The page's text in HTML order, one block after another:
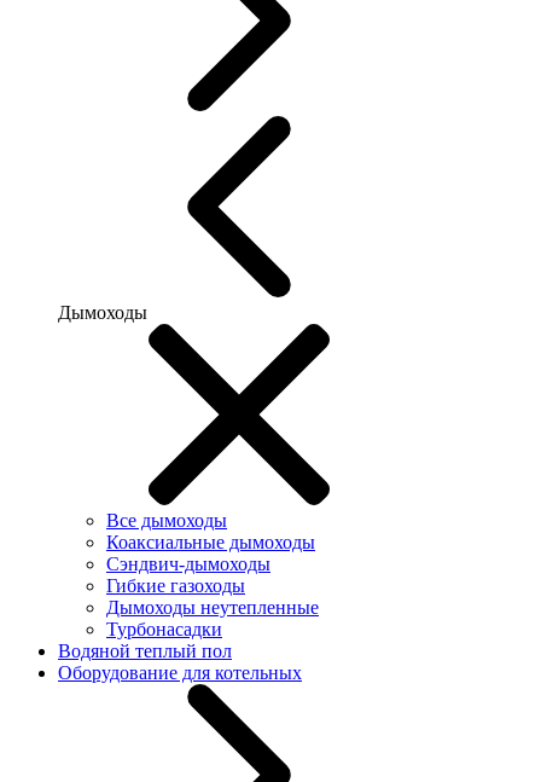
Дымоходы
Все дымоходы
Коаксиальные дымоходы
Сэндвич-дымоходы
Гибкие газоходы
Дымоходы неутепленные
Турбонасадки
Водяной теплый пол
Оборудование для котельных